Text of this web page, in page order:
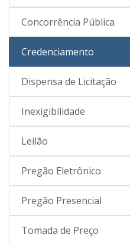
Concorrência Pública
Credenciamento
Dispensa de Licitação
Inexigibilidade
Leilão
Pregão Eletrônico
Pregão Presencial
Tomada de Preço